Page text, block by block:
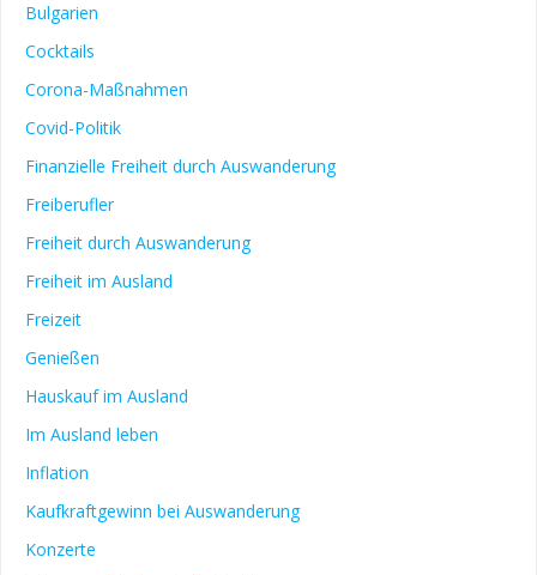
Bulgarien
Cocktails
Corona-Maßnahmen
Covid-Politik
Finanzielle Freiheit durch Auswanderung
Freiberufler
Freiheit durch Auswanderung
Freiheit im Ausland
Freizeit
Genießen
Hauskauf im Ausland
Im Ausland leben
Inflation
Kaufkraftgewinn bei Auswanderung
Konzerte